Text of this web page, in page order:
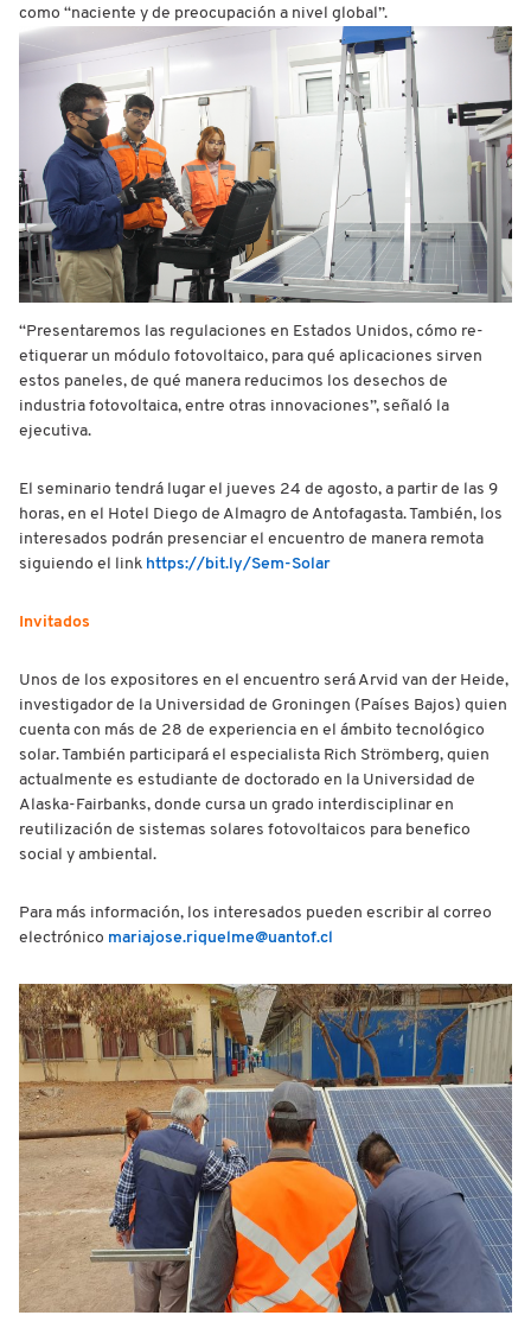
como “naciente y de preocupación a nivel global”.
“Presentaremos las regulaciones en Estados Unidos, cómo re-
etiquerar un módulo fotovoltaico, para qué aplicaciones sirven
estos paneles, de qué manera reducimos los desechos de
industria fotovoltaica, entre otras innovaciones”, señaló la
ejecutiva.
El seminario tendrá lugar el jueves 24 de agosto, a partir de las 9
horas, en el Hotel Diego de Almagro de Antofagasta. También, los
interesados podrán presenciar el encuentro de manera remota
siguiendo el link https://bit.ly/Sem-Solar
Invitados
Unos de los expositores en el encuentro será Arvid van der Heide,
investigador de la Universidad de Groningen (Países Bajos) quien
cuenta con más de 28 de experiencia en el ámbito tecnológico
solar. También participará el especialista Rich Strömberg, quien
actualmente es estudiante de doctorado en la Universidad de
Alaska-Fairbanks, donde cursa un grado interdisciplinar en
reutilización de sistemas solares fotovoltaicos para benefico
social y ambiental.
Para más información, los interesados pueden escribir al correo
electrónico mariajose.riquelme@uantof.cl